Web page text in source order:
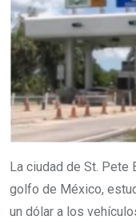
La ciudad de St. Pete
golfo de México,
un dólar a los